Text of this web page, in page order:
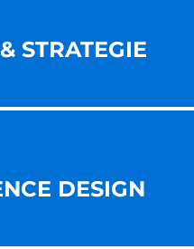
STRATEGIE
DESIGN